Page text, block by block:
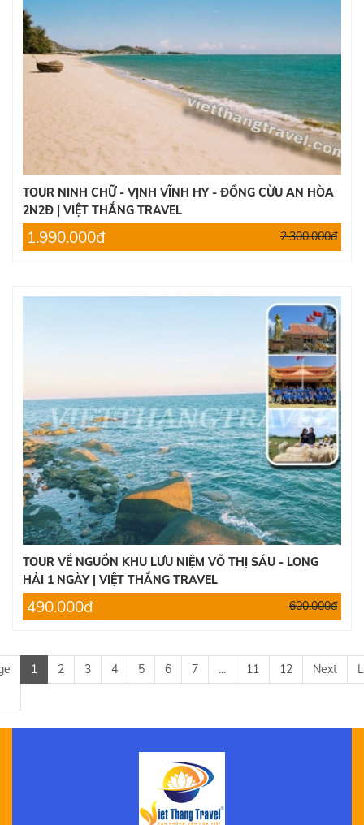
TOUR NINH CHỮ - VỊNH VĨNH HY - ĐỒNG CỪU AN HÒA
2N2Đ | VIỆT THẮNG TRAVEL
1.990.000đ 2.300.000đ
TOUR VỀ NGUỒN KHU LƯU NIỆM VÕ THỊ SÁU - LONG
HẢI 1 NGÀY | VIỆT THẮNG TRAVEL
490.000đ 600.000đ
1 2 3 4 5 6 7 ... 11 12 Next